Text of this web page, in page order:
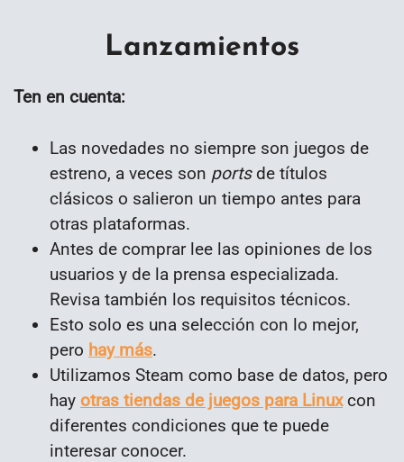
Lanzamientos
Ten en cuenta:
Las novedades no siempre son juegos de
estreno, a veces son portsde títulos
clásicos o salieron un tiempo antes para
otras plataformas.
Antes de comprar lee las opiniones de los
usuarios y de la prensa especializada.
Revisa también los requisitos técnicos.
Esto solo es una selección con lo mejor,
pero hay más.
Utilizamos Steam como base de datos, pero
hay otras tiendas de juegos para Linuxcon
diferentes condiciones que te puede
interesar conocer.